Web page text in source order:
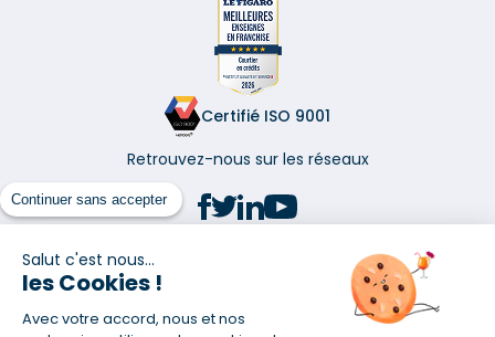
Continuer sans accepter
Salut c'est nous...
les Cookies !
Avec votre accord, nous et nos
Certifié ISO 9001
Retrouvez-nous sur les réseaux
(1) Taux fixe national hors assurance et selon votre profil
(2) Économie de 65 % pour l'assurance d'un prêt amortissable de 330